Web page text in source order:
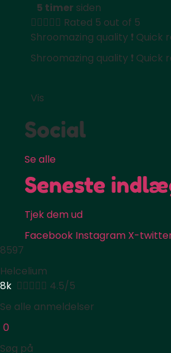
5 timer siden
 Rated 5 out of 5
Shroomazing quality ❗️ Quick
Shroomazing quality ❗️
Vis
Social
Se alle
Seneste
Tjek dem ud
Facebook Instagram X-
8597
Helcelium
8k  4.5/5
Se alle anmeldelser
0
Søg på